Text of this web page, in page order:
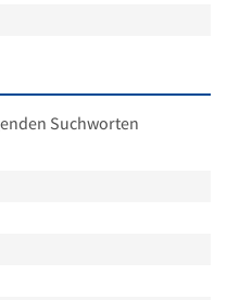
Suchworten